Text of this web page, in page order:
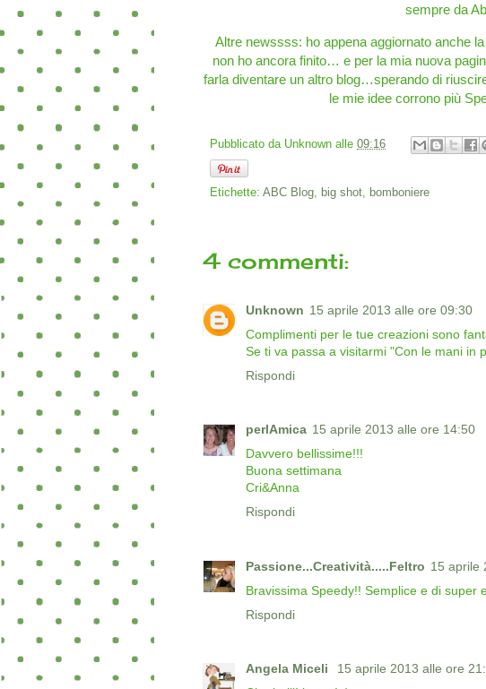
sempre da
Altre newssss: ho appena aggiornato anche
non ho ancora finito… e per la mia nuova
farla diventare un altro blog…sperando di
le mie idee corrono più
Pubblicato da Unknown alle 09:16
Etichette: ABC Blog big shot bomboniere
4 commenti:
Unknown 15 aprile 2013 alle ore 09:30
Complimenti per le tue creazioni sono
Se ti va passa a visitarmi "Con le mani in
Rispondi
perlAmica 15 aprile 2013 alle ore 14:50
Davvero bellissime!!!
Buona settimana
Cri&Anna
Rispondi
Passione...Creatività.....Feltro 15 aprile
Bravissima Speedy!! Semplice e di super
Rispondi
Angela Miceli
15 aprile 2013 alle ore